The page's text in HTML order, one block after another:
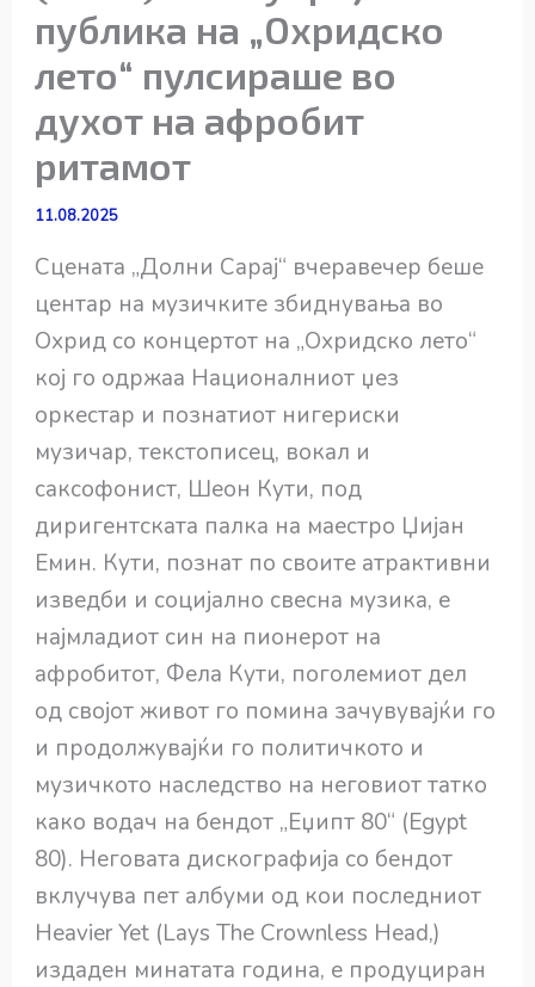
публика на „Охридско
лето“ пулсираше во
духот на афробит
ритамот
11.08.2025
Сцената „Долни Сарај“ вчеравечер беше
центар на музичките збиднувања во
Охрид со концертот на „Охридско лето“
кој го одржаа Националниот џез
оркестар и познатиот нигериски
музичар, текстописец, вокал и
саксофонист, Шеон Кути, под
диригентската палка на маестро Џијан
Емин. Кути, познат по своите атрактивни
изведби и социјално свесна музика, е
најмладиот син на пионерот на
афробитот, Фела Кути, поголемиот дел
од својот живот го помина зачувувајќи го
и продолжувајќи го политичкото и
музичкото наследство на неговиот татко
како водач на бендот „Еџипт 80“ (Egypt
80). Неговата дискографија со бендот
вклучува пет албуми од кои последниот
Heavier Yet (Lays The Crownless Head,)
издаден минатата година, е продуциран